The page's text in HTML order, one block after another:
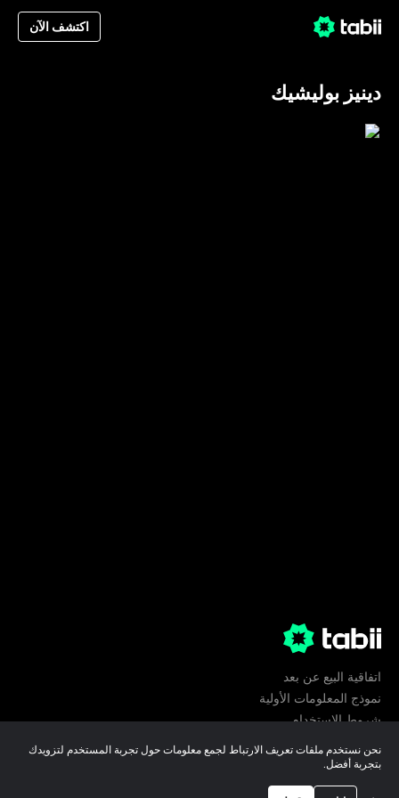
اكتشف الآن
دينيز بوليشيك
اتفاقية البيع عن بعد
نموذج المعلومات الأولية
شروط الإستخدام
تفضيلات ملفات تعريف الارتباط
نحن نستخدم ملفات تعريف الارتباط لجمع معلومات حول تجربة المستخدم لتزويدك
بتجربة أفضل.